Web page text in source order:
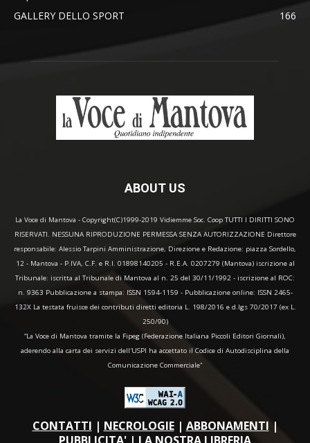
GALLERY DELLO SPORT
166
ABOUT US
La Voce di Mantova - Copyright(C)1999-2019 Vidiemme Soc. Coop TUTTI I DIRITTI SONO
RISERVATI. NESSUNA RIPRODUZIONE PERMESSA SENZA AUTORIZZAZIONE Direttore
responsabile: Alessio Tarpini Amministrazione, Direzione e Redazione: piazza Sordello,
12 - Mantova - P.IVA, C.F. e R.I. 01898140205 - R.E.A. 0207279 (Mantova) iscrizione al
Tribunale: iscritta al Tribunale di Mantova al n. 25 del 30/11/1992 - iscrizione al ROC:
n. 9363 Pubblicazione a stampa: ISSN 1594-1159 - Pubblicazione online: ISSN 2465-
132X La testata fruisce dei contributi diretti editoria L. 198/2016 e d.lgs 70/2017 (ex L.
250/90)
“La Voce di Mantova tramite la Fipeg (Federazione Italiana Piccoli Editori Giornali),
aderendo alla carta dei servizi dell'USPI ha accettato il Codice di Autodisciplina della
Comunicazione Commerciale"
CONTATTI | NECROLOGIE| ABBONAMENTI |